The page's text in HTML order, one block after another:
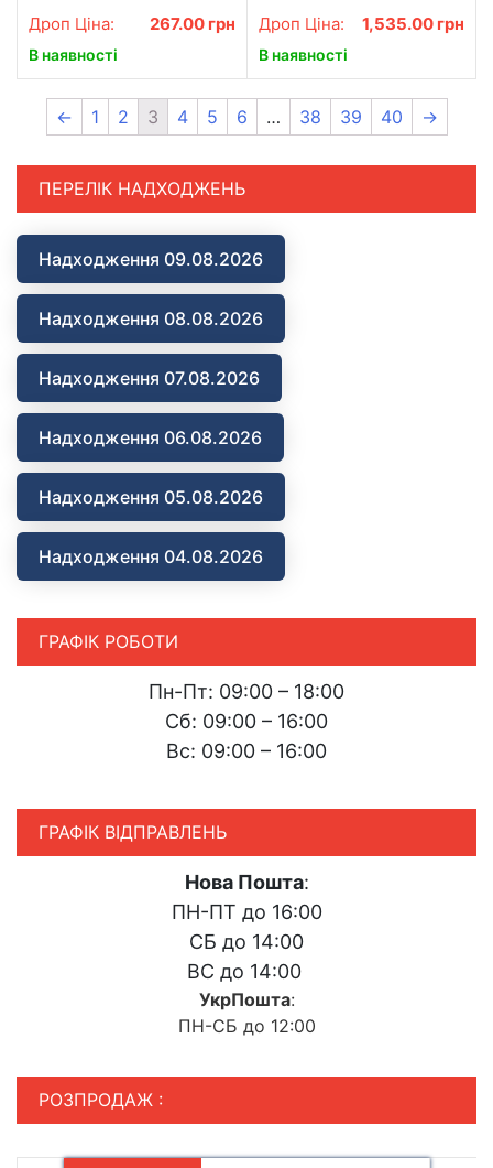
Дроп Ціна: 267.00 грн
В наявності
2.6HP / Занурювальний
дренажно-каналізаційний
насос
Дроп Ціна: 1,535.00 грн
В наявності
← 1 2 3 4 5 6 … 38 39 40 →
ПЕРЕЛІК НАДХОДЖЕНЬ
Надходження 09.08.2026
Надходження 08.08.2026
Надходження 07.08.2026
Надходження 06.08.2026
Надходження 05.08.2026
Надходження 04.08.2026
ГРАФІК РОБОТИ
Пн-Пт: 09:00 – 18:00
Сб: 09:00 – 16:00
Вс: 09:00 – 16:00
ГРАФІК ВІДПРАВЛЕНЬ
Нова Пошта:
ПН-ПТ до 16:00
СБ до 14:00
ВС до 14:00
УкрПошта:
ПН-СБ до 12:00
РОЗПРОДАЖ :